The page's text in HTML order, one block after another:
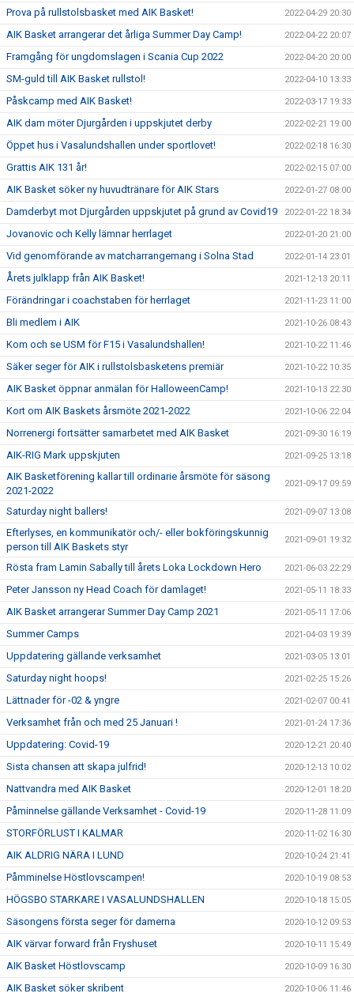
Prova på rullstolsbasket med AIK Basket! 2022-04-29 20:30
AIK Basket arrangerar det årliga Summer Day Camp! 2022-04-22 20:07
Framgång för ungdomslagen i Scania Cup 2022 2022-04-20 20:00
SM-guld till AIK Basket rullstol! 2022-04-10 13:33
Påskcamp med AIK Basket! 2022-03-17 19:33
AIK dam möter Djurgården i uppskjutet derby 2022-02-21 19:00
Öppet hus i Vasalundshallen under sportlovet! 2022-02-18 16:30
Grattis AIK 131 år! 2022-02-15 07:00
AIK Basket söker ny huvudtränare för AIK Stars 2022-01-27 08:00
Damderbyt mot Djurgården uppskjutet på grund av Covid19 2022-01-22 18:34
Jovanovic och Kelly lämnar herrlaget 2022-01-20 21:00
Vid genomförande av matcharrangemang i Solna Stad 2022-01-14 23:01
Årets julklapp från AIK Basket! 2021-12-13 20:11
Förändringar i coachstaben för herrlaget 2021-11-23 11:00
Bli medlem i AIK 2021-10-26 08:43
Kom och se USM för F15 i Vasalundshallen! 2021-10-22 11:46
Säker seger för AIK i rullstolsbasketens premiär 2021-10-22 10:35
AIK Basket öppnar anmälan för HalloweenCamp! 2021-10-13 22:30
Kort om AIK Baskets årsmöte 2021-2022 2021-10-06 22:04
Norrenergi fortsätter samarbetet med AIK Basket 2021-09-30 16:19
AIK-RIG Mark uppskjuten 2021-09-25 13:18
AIK Basketförening kallar till ordinarie årsmöte för säsong
2021-2022
2021-09-17 09:59
Saturday night ballers! 2021-09-07 13:08
Efterlyses, en kommunikatör och/- eller bokföringskunnig
person till AIK Baskets styr
2021-09-01 19:32
Rösta fram Lamin Sabally till årets Loka Lockdown Hero 2021-06-03 22:29
Peter Jansson ny Head Coach för damlaget! 2021-05-11 18:33
AIK Basket arrangerar Summer Day Camp 2021 2021-05-11 17:06
Summer Camps 2021-04-03 19:39
Uppdatering gällande verksamhet 2021-03-05 13:01
Saturday night hoops! 2021-02-25 15:26
Lättnader för -02 & yngre 2021-02-07 00:41
Verksamhet från och med 25 Januari ! 2021-01-24 17:36
Uppdatering: Covid-19 2020-12-21 20:40
Sista chansen att skapa julfrid! 2020-12-13 10:02
Nattvandra med AIK Basket 2020-12-01 18:20
Påminnelse gällande Verksamhet - Covid-19 2020-11-28 11:09
STORFÖRLUST I KALMAR 2020-11-02 16:30
AIK ALDRIG NÄRA I LUND 2020-10-24 21:41
Påmminelse Höstlovscampen! 2020-10-19 08:53
HÖGSBO STARKARE I VASALUNDSHALLEN 2020-10-18 15:05
Säsongens första seger för damerna 2020-10-12 09:53
AIK värvar forward från Fryshuset 2020-10-11 15:49
AIK Basket Höstlovscamp 2020-10-09 16:30
AIK Basket söker skribent 2020-10-06 11:46